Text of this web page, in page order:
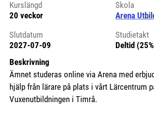
Kurslängd
20 veckor
Skola
Arena
Slutdatum
2027-07-09
Studietakt
Deltid
Beskrivning
Ämnet studeras online via Arena med
hjälp från lärare på plats i vårt Lärcentrum
Vuxenutbildningen i Timrå.